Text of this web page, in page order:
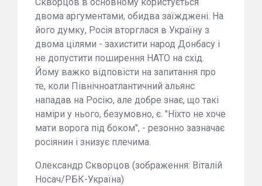
двома аргументами, обидва заїжджені. На
його думку, Росія вторглася в Україну з
двома цілями - захистити народ Донбасу і
не допустити поширення НАТО на схід.
Йому важко відповісти на запитання про
те, коли Північноатлантичний альянс
нападав на Росію, але добре знає, що такі
наміри у нього, безумовно, є. "Ніхто не хоче
мати ворога під боком", - резонно зазначає
росіянин і знизує плечима.
Олександр Скворцов (зображення: Віталій
Носач/РБК-Україна)